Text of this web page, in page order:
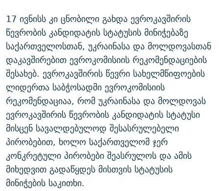
17 ივნისს კი ცნობილი გახდა ევროკავშირის
წევრობის კანდიდატის სტატუსის მინიჭებაზე
საქართველოსთან, უკრაინასა და მოლდოვასთან
დაკავშირებით ევროკომისიის რეკომენდაციების
შესახებ. ევროკავშირის წევრი სახელმწიფოების
ლიდერთა საბჭოსადმი ევროკომისიის
რეკომენდაციაა, რომ უკრაინასა და მოლდოვას
ევროკავშირის წევრობის კანდიდატის სტატუსი
მისცენ სავალდებულოდ შესასრულებელი
პირობებით, ხოლო საქართველომ ჯერ
კონკრეტული პირობები შეასრულოს და ამის
მიხედვით გადაწყდეს მისთვის სტატუსის
მინიჭების საკითხი.